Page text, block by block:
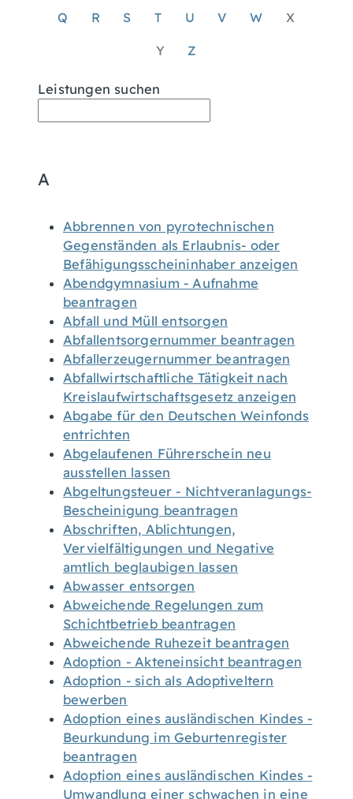
Q R S T U V W X
Y Z
Leistungen suchen
A
Abbrennen von pyrotechnischen
Gegenständen als Erlaubnis- oder
Befähigungsscheininhaber anzeigen
Abendgymnasium - Aufnahme
beantragen
Abfall und Müll entsorgen
Abfallentsorgernummer beantragen
Abfallerzeugernummer beantragen
Abfallwirtschaftliche Tätigkeit nach
Kreislaufwirtschaftsgesetz anzeigen
Abgabe für den Deutschen Weinfonds
entrichten
Abgelaufenen Führerschein neu
ausstellen lassen
Abgeltungsteuer - Nichtveranlagungs-
Bescheinigung beantragen
Abschriften, Ablichtungen,
Vervielfältigungen und Negative
amtlich beglaubigen lassen
Abwasser entsorgen
Abweichende Regelungen zum
Schichtbetrieb beantragen
Abweichende Ruhezeit beantragen
Adoption - Akteneinsicht beantragen
Adoption - sich als Adoptiveltern
bewerben
Adoption eines ausländischen Kindes -
Beurkundung im Geburtenregister
beantragen
Adoption eines ausländischen Kindes -
Umwandlung einer schwachen in eine